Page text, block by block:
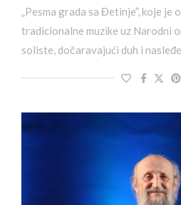
„Pesma grada sa Đetinje”, koje je
tradicionalne muzike uz Narodni
soliste, dočaravajući duh i